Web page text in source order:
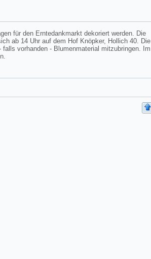
für den Erntedankmarkt dekoriert werden. Die
ab 14 Uhr auf dem Hof Knöpker, Hollich 40. Die
vorhanden - Blumenmaterial mitzubringen. Im